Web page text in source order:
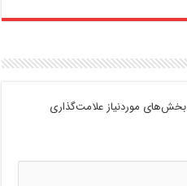
بخش‌های موردنیاز علامت‌گذاری